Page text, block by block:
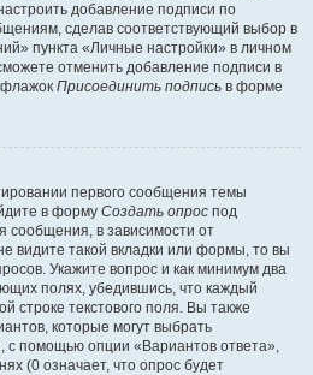
добавление подписи по
сделав соответствующий выбор в
пункта «Личные настройки» в личном
отменить добавление подписи в
Присоединить подпись в форме
первого сообщения темы
в форму Создать опрос под
сообщения, в зависимости от
видите такой вкладки или формы, то вы
Укажите вопрос и как минимум два
полях, убедившись, что каждый
строке текстового поля. Вы также
которые могут выбрать
с помощью опции «Вариантов ответа»,
(0 означает, что опрос будет